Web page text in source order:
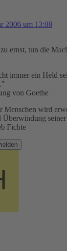
2006 um 13:08
ernst, tun die
immer ein Held
von Goethe
Menschen wird
Überwindung
Fichte